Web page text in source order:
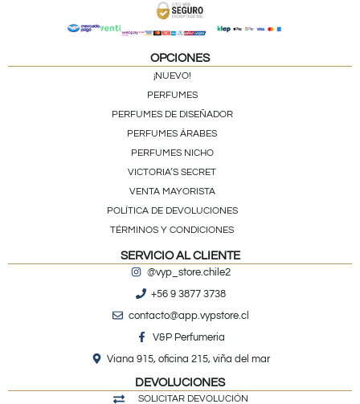
OPCIONES
¡NUEVO!
PERFUMES
PERFUMES DE DISEÑADOR
PERFUMES ÁRABES
PERFUMES NICHO
VICTORIA’S SECRET
VENTA MAYORISTA
POLÍTICA DE DEVOLUCIONES
TÉRMINOS Y CONDICIONES
SERVICIO AL CLIENTE
@vyp_store.chile2
+56 9 3877 3738
contacto@app.vypstore.cl
V&P Perfumeria
Viana 915, oficina 215, viña del mar
DEVOLUCIONES
SOLICITAR DEVOLUCIÓN